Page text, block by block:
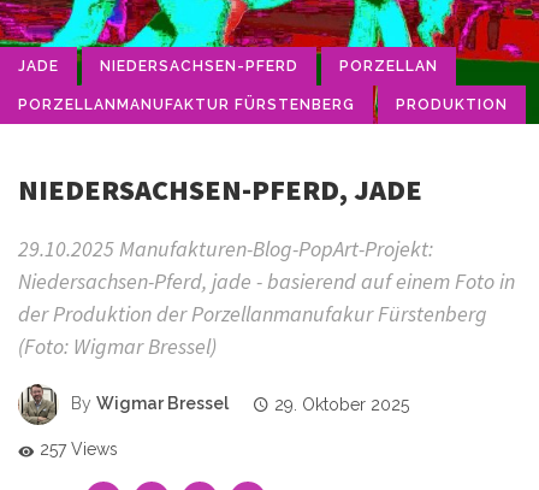
JADE NIEDERSACHSEN-PFERD PORZELLAN
PORZELLANMANUFAKTUR FÜRSTENBERG PRODUKTION
NIEDERSACHSEN-PFERD, JADE
29.10.2025 Manufakturen-Blog-PopArt-Projekt:
Niedersachsen-Pferd, jade - basierend auf einem Foto in
der Produktion der Porzellanmanufakur Fürstenberg
(Foto: Wigmar Bressel)
By Wigmar Bressel 29. Oktober 2025
257 Views